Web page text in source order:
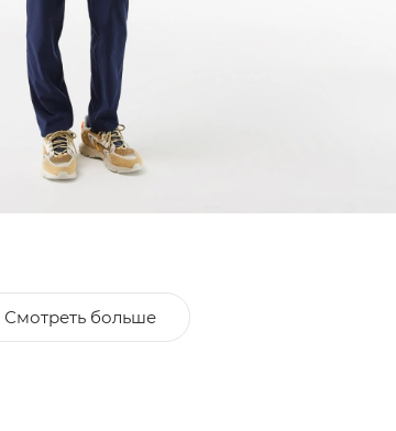
Смотреть больше